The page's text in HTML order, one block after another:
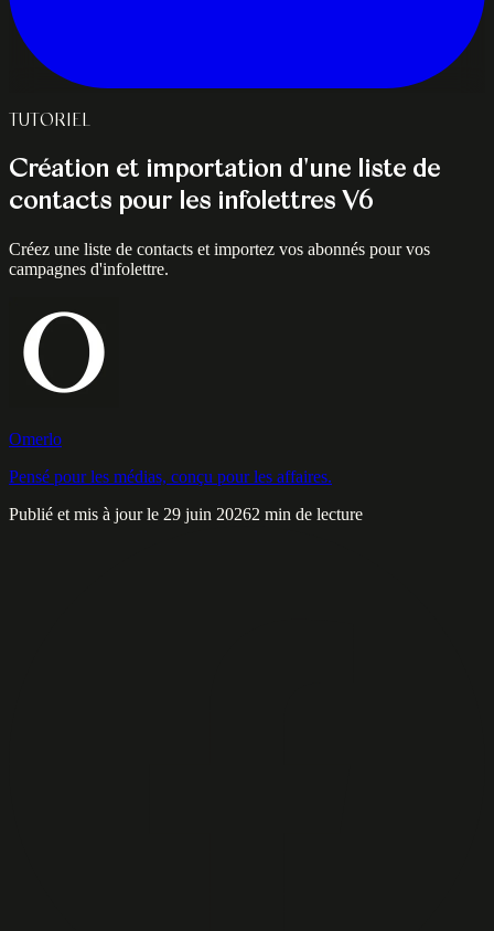
TUTORIEL
Création et importation d'une liste de
contacts pour les infolettres V6
Créez une liste de contacts et importez vos abonnés pour vos
campagnes d'infolettre.
Omerlo
Pensé pour les médias, conçu pour les affaires.
Publié et mis à jour le 29 juin 20262 min de lecture